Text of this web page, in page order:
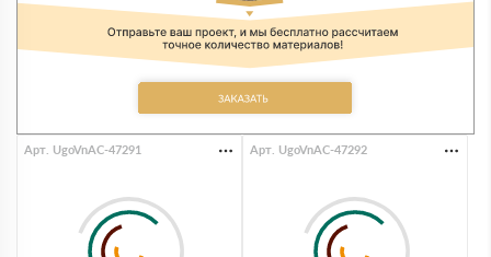
Арт. UgoVnAC-47291 Арт. UgoVnAC-47292